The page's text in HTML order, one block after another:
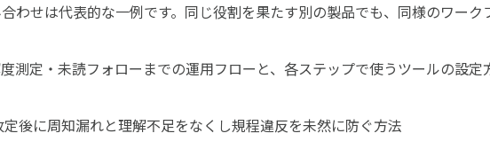
わせは代表的な一例です。同じ役割を果たす別の製品でも、同様のワーク
測定・未読フォローまでの運用フローと、各ステップで使うツールの設定
後に周知漏れと理解不足をなくし規程違反を未然に防ぐ方法